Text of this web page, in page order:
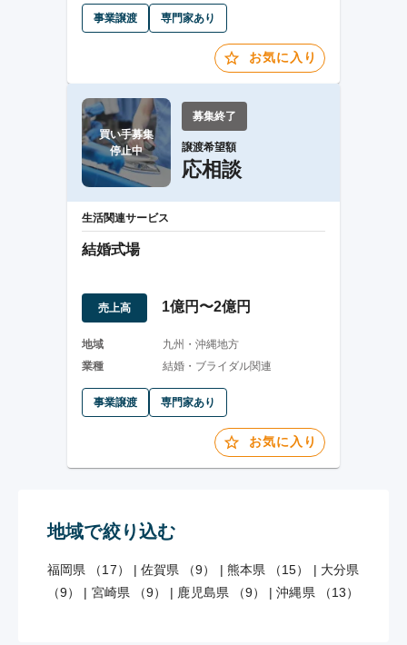
事業譲渡 専門家あり
お気に入り
買い手募集
停止中
募集終了
譲渡希望額
応相談
生活関連サービス
結婚式場
売上高 1億円〜2億円
地域
九州・沖縄地方
業種
結婚・ブライダル関連
事業譲渡 専門家あり
お気に入り
地域で絞り込む
福岡県 （17） | 佐賀県 （9） | 熊本県 （15） | 大分県
（9）
| 宮崎県 （9） | 鹿児島県 （9） |沖縄県 （13）